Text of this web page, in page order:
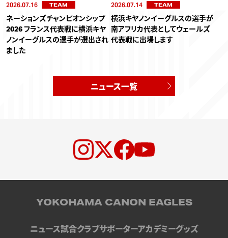
2026.07.16 TEAM
ネーションズチャンピオンシップ
2026 フランス代表戦に横浜キヤ
ノンイーグルスの選手が選出され
ました
2026.07.14 TEAM
横浜キヤノンイーグルスの選手が
南アフリカ代表としてウェールズ
代表戦に出場します
ニュース一覧
YOKOHAMA CANON EAGLES
ニュース試合クラブサポーターアカデミーグッズ